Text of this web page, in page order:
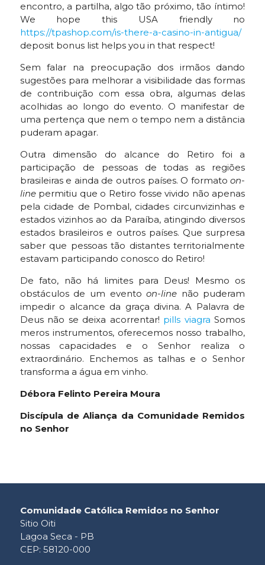
encontro, a partilha, algo tão próximo, tão íntimo!
We hope this USA friendly no
https://tpashop.com/is-there-a-casino-in-antigua/
deposit bonus list helps you in that respect!
Sem falar na preocupação dos irmãos dando
sugestões para melhorar a visibilidade das formas
de contribuição com essa obra, algumas delas
acolhidas ao longo do evento. O manifestar de
uma pertença que nem o tempo nem a distância
puderam apagar.
Outra dimensão do alcance do Retiro foi a
participação de pessoas de todas as regiões
brasileiras e ainda de outros países. O formatoon-
line permitiu que o Retiro fosse vivido não apenas
pela cidade de Pombal, cidades circunvizinhas e
estados vizinhos ao da Paraíba, atingindo diversos
estados brasileiros e outros países. Que surpresa
saber que pessoas tão distantes territorialmente
estavam participando conosco do Retiro!
De fato, não há limites para Deus! Mesmo os
obstáculos de um eventoon-line não puderam
impedir o alcance da graça divina. A Palavra de
Deus não se deixa acorrentar! pills viagra Somos
meros instrumentos, oferecemos nosso trabalho,
nossas capacidades e o Senhor realiza o
extraordinário. Enchemos as talhas e o Senhor
transforma a água em vinho.
Débora Felinto Pereira Moura
Discípula de Aliança da Comunidade Remidos
no Senhor
Comunidade Católica Remidos no Senhor
Sitio Oiti
Lagoa Seca - PB
CEP: 58120-000